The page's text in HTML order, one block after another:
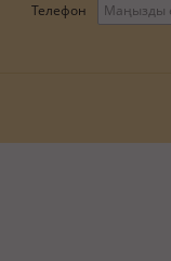
Телефон Маңызды